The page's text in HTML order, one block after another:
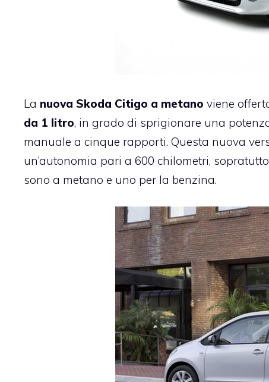
La nuova Skoda Citigo a metano viene
da 1 litro, in grado di sprigionare una
manuale a cinque rapporti. Questa nuova
un’autonomia pari a 600 chilometri,
sono a metano e uno per la benzina.